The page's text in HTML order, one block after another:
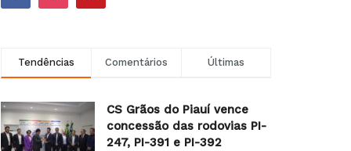
Tendências Comentários Últimas
CS Grãos do Piauí vence
concessão das rodovias PI-
247, PI-391 e PI-392